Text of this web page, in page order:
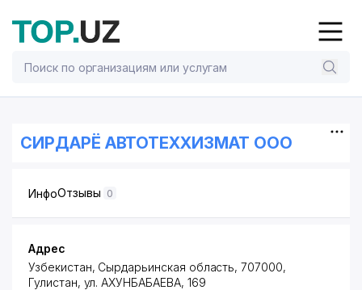
СИРДАРЁ АВТОТЕХХИЗМАТ ООО
ИнфоОтзывы 0
Адрес
Узбекистан, Сырдарьинская область, 707000,
Гулистан, ул. АХУНБАБАЕВА, 169